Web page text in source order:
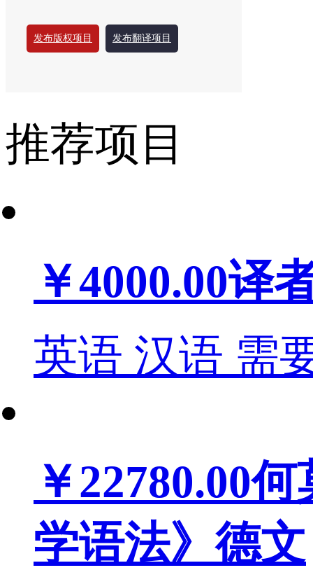
发布版权项目 发布翻译项目
推荐项目
￥4000.00译
英语 汉语 需
￥22780.00何
学语法》德文